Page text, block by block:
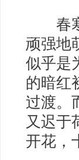
春寒
顽强地
似乎是
的暗红
过渡。
又迟于
开花，